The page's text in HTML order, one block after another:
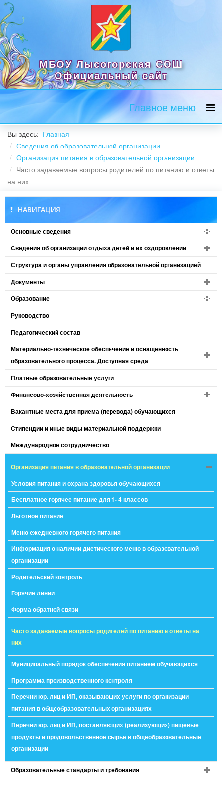
МБОУ Лысогорская СОШ
Официальный сайт
Главное меню
Вы здесь: Главная
Сведения об образовательной организации
Организация питания в образовательной организации
Часто задаваемые вопросы родителей по питанию и ответы
на них
НАВИГАЦИЯ
Основные сведения
Сведения об организации отдыха детей и их оздоровлении
Структура и органы управления образовательной организацией
Документы
Образование
Руководство
Педагогический состав
Материально-техническое обеспечение и оснащенность
образовательного процесса. Доступная среда
Платные образовательные услуги
Финансово-хозяйственная деятельность
Вакантные места для приема (перевода) обучающихся
Стипендии и иные виды материальной поддержки
Международное сотрудничество
Организация питания в образовательной организации
Условия питания и охрана здоровья обучающихся
Бесплатное горячее питание для 1- 4 классов
Льготное питание
Меню ежедневного горячего питания
Информация о наличии диетического меню в образовательной
организации
Родительский контроль
Горячие линии
Форма обратной связи
Часто задаваемые вопросы родителей по питанию и ответы на
них
Муниципальный порядок обеспечения питанием обучающихся
Программа производственного контроля
Перечни юр. лиц и ИП, оказывающих услуги по организации
питания в общеобразовательных организациях
Перечни юр. лиц и ИП, поставляющих (реализующих) пищевые
продукты и продовольственное сырье в общеобразовательные
организации
Образовательные стандарты и требования